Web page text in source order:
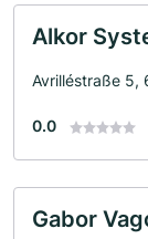
Alkor
Avrilléstraße 5,
0.0
Gabor